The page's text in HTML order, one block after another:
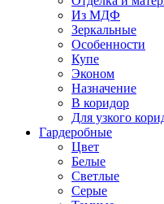
Из МДФ
Зеркальные
Особенности
Купе
Эконом
Назначение
В коридор
Для узкого
Гардеробные
Цвет
Белые
Светлые
Серые